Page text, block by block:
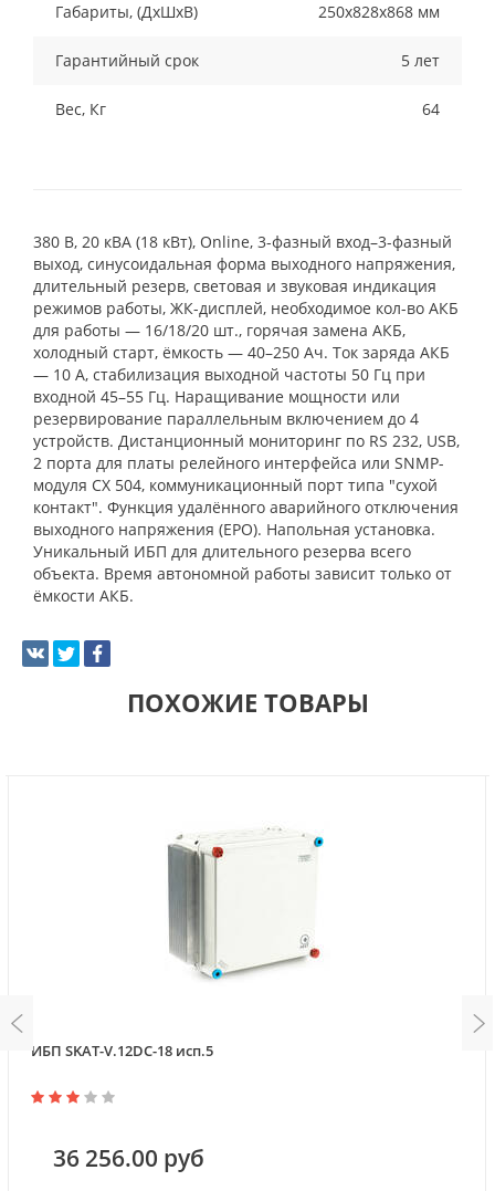
Габариты, (ДxШxВ) 250х828х868 мм
Гарантийный срок 5 лет
Вес, Кг 64
380 В, 20 кВА (18 кВт), Online, 3-фазный вход–3-фазный
выход, синусоидальная форма выходного напряжения,
длительный резерв, световая и звуковая индикация
режимов работы, ЖК-дисплей, необходимое кол-во АКБ
для работы — 16/18/20 шт., горячая замена АКБ,
холодный старт, ёмкость — 40–250 Ач. Ток заряда АКБ
— 10 А, стабилизация выходной частоты 50 Гц при
входной 45–55 Гц. Наращивание мощности или
резервирование параллельным включением до 4
устройств. Дистанционный мониторинг по RS 232, USB,
2 порта для платы релейного интерфейса или SNMP-
модуля CX 504, коммуникационный порт типа "сухой
контакт". Функция удалённого аварийного отключения
выходного напряжения (EPO). Напольная установка.
Уникальный ИБП для длительного резерва всего
объекта. Время автономной работы зависит только от
ёмкости АКБ.
ПОХОЖИЕ ТОВАРЫ
ИБП SKAT-V.12DC-18 исп.5
36 256.00 руб